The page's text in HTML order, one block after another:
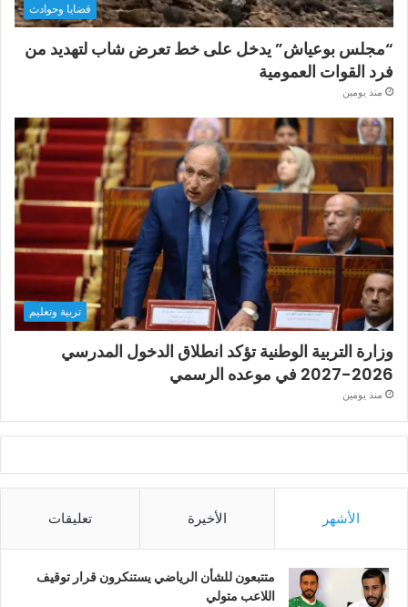
قضايا وحوادث
“مجلس بوعياش” يدخل على خط تعرض شاب لتهديد من
فرد القوات العمومية
منذ يومين
تربية وتعليم
وزارة التربية الوطنية تؤكد انطلاق الدخول المدرسي
2026-2027 في موعده الرسمي
منذ يومين
الأشهر الأخيرة تعليقات
متتبعون للشأن الرياضي يستنكرون قرار توقيف
اللاعب متولي